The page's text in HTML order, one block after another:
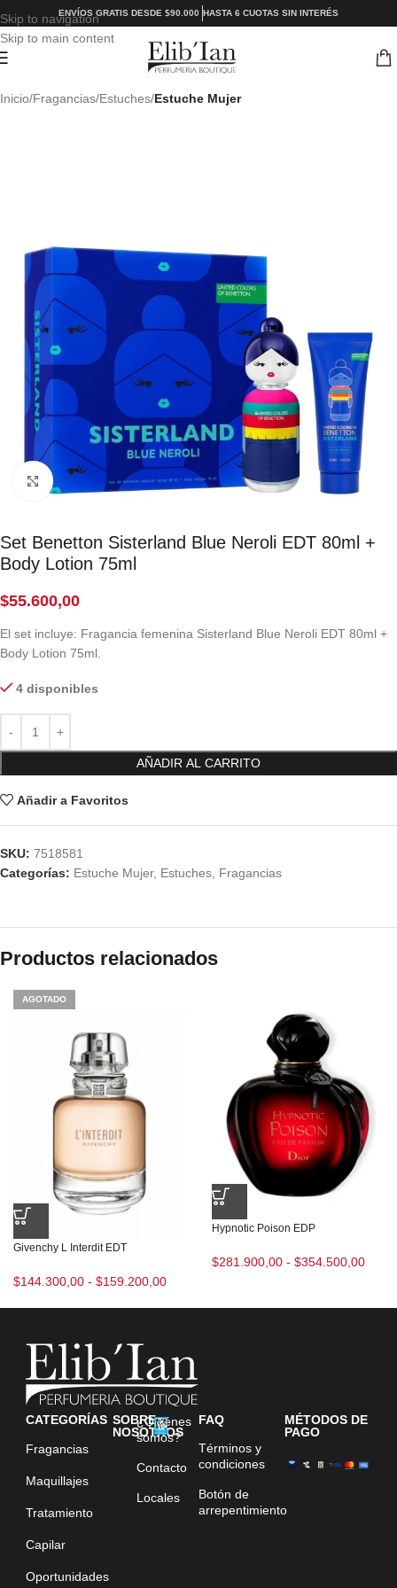
Skip to navigation
Skip to main content
ENVÍOS GRATIS DESDE $90.000 HASTA 6 CUOTAS SIN INTERÉS
Inicio Fragancias Estuches Estuche Mujer
Click to enlarge
Set Benetton Sisterland Blue Neroli EDT 80ml +
Body Lotion 75ml
$55.600,00
El set incluye: Fragancia femenina Sisterland Blue Neroli EDT 80ml +
Body Lotion 75ml.
4 disponibles
AÑADIR AL CARRITO
Añadir a Favoritos
SKU: 7518581
Categorías: Estuche Mujer, Estuches Fragancias
Productos relacionados
AGOTADO
Givenchy L Interdit EDT
$144.300,00 - $159.200,00
Hypnotic Poison EDP
$281.900,00 - $354.500,00
CATEGORÍAS
Fragancias
Maquillajes
Tratamiento
Capilar
Oportunidades
SOBRE
NOSOTROS
¿Quiénes
somos?
Contacto
Locales
FAQ
Términos y
condiciones
Botón de
arrepentimiento
MÉTODOS DE
PAGO